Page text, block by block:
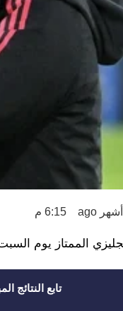
6:15 م
الممتاز يوم
تابع النتائج